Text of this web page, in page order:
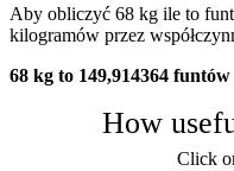
Aby obliczyć 68 kg ile to
kilogramów przez
68 kg to 149,914364
How
Click